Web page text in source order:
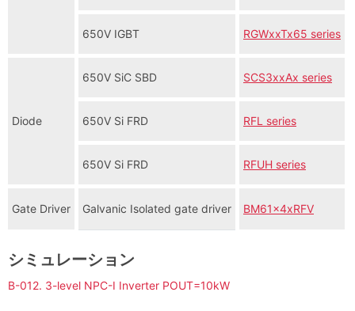
650V IGBT RGWxxTx65 series
Diode
650V SiC SBD SCS3xxAx series
650V Si FRD RFL series
650V Si FRD RFUH series
Gate Driver Galvanic Isolated gate driver BM61x4xRFV
シミュレーション
B-012. 3-level NPC-I Inverter POUT=10kW